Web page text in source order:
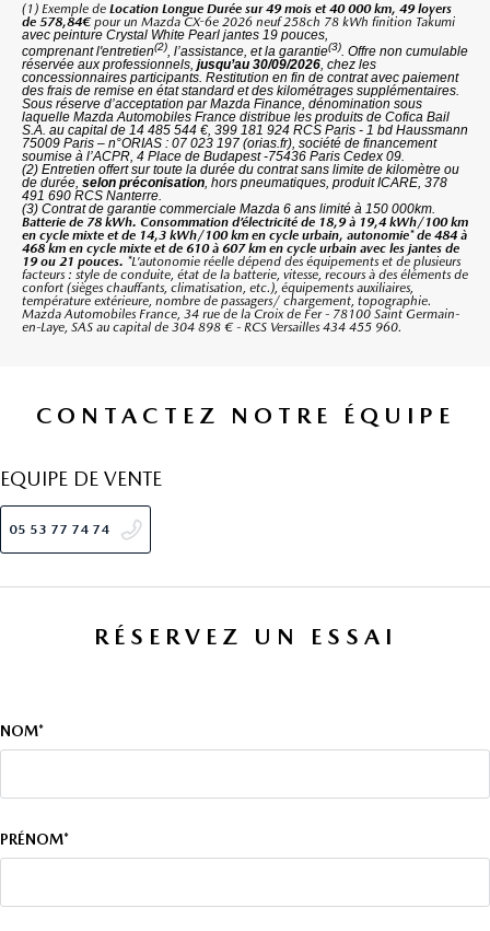
(1) Exemple de Location Longue Durée sur 49 mois et 40 000 km, 49 loyers
de 578,84€ pour un Mazda CX-6e 2026 neuf 258ch 78 kWh finition Takumi
avec peinture Crystal White Pearl jantes 19 pouces,
comprenant l'entretien(2), l’assistance, et la garantie(3). Offre non cumulable
réservée aux professionnels, jusqu’au 30/09/2026, chez les
concessionnaires participants. Restitution en fin de contrat avec paiement
des frais de remise en état standard et des kilométrages supplémentaires.
Sous réserve d’acceptation par Mazda Finance, dénomination sous
laquelle Mazda Automobiles France distribue les produits de Cofica Bail
S.A. au capital de 14 485 544 €, 399 181 924 RCS Paris - 1 bd Haussmann
75009 Paris – n°ORIAS : 07 023 197 (orias.fr), société de financement
soumise à l’ACPR, 4 Place de Budapest -75436 Paris Cedex 09.
(2) Entretien offert sur toute la durée du contrat sans limite de kilomètre ou
de durée, selon préconisation, hors pneumatiques, produit ICARE, 378
491 690 RCS Nanterre.
(3) Contrat de garantie commerciale Mazda 6 ans limité à 150 000km.
Batterie de 78 kWh. Consommation d’électricité de 18,9 à 19,4 kWh/100 km
en cycle mixte et de 14,3 kWh/100 km en cycle urbain, autonomie* de 484 à
468 km en cycle mixte et de 610 à 607 km en cycle urbain avec les jantes de
19 ou 21 pouces. *L’autonomie réelle dépend des équipements et de plusieurs
facteurs : style de conduite, état de la batterie, vitesse, recours à des éléments de
confort (sièges chauffants, climatisation, etc.), équipements auxiliaires,
température extérieure, nombre de passagers/ chargement, topographie.
Mazda Automobiles France, 34 rue de la Croix de Fer - 78100 Saint Germain-
en-Laye, SAS au capital de 304 898 € - RCS Versailles 434 455 960.
CONTACTEZ NOTRE ÉQUIPE
EQUIPE DE VENTE
05 53 77 74 74
RÉSERVEZ UN ESSAI
NOM*
PRÉNOM*